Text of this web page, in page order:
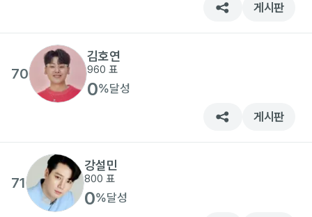
게시판
70
김호연
960 표
0%달성
게시판
71
강설민
800 표
0%달성